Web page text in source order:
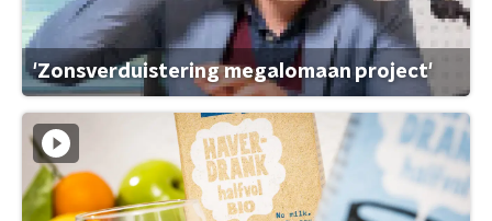
'Zonsverduistering megalomaan project'